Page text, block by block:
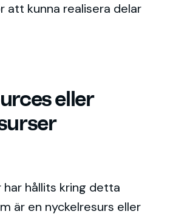
kunna realisera delar
eller
har hållits kring detta
är en nyckelresurs eller